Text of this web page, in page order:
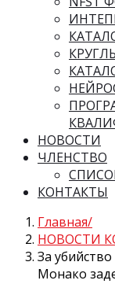
НОВОСТИ
ЧЛЕНСТВО
КОНТАКТЫ
Главная
НОВОСТИ
За
Монако